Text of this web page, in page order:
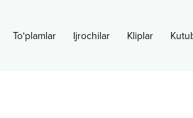
To‘plamlar Ijrochilar Kliplar